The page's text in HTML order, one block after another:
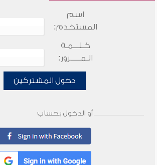
اسم
المستخدم:
كـلـــمـة
الـمـــــرور:
دخول المشتركين
أو الدخول بحساب